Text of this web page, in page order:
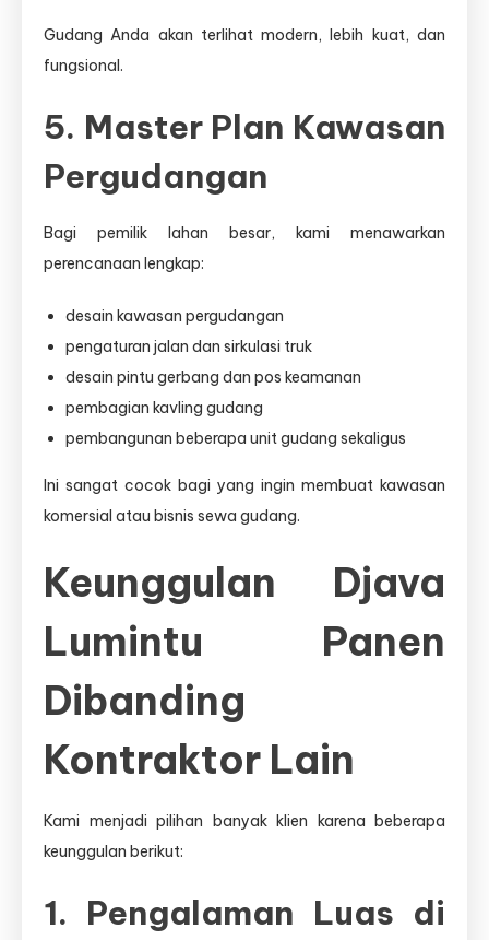
Gudang Anda akan terlihat modern, lebih kuat, dan
fungsional.
5. Master Plan Kawasan
Pergudangan
Bagi pemilik lahan besar, kami menawarkan
perencanaan lengkap:
desain kawasan pergudangan
pengaturan jalan dan sirkulasi truk
desain pintu gerbang dan pos keamanan
pembagian kavling gudang
pembangunan beberapa unit gudang sekaligus
Ini sangat cocok bagi yang ingin membuat kawasan
komersial atau bisnis sewa gudang.
Keunggulan Djava
Lumintu Panen
Dibanding
Kontraktor Lain
Kami menjadi pilihan banyak klien karena beberapa
keunggulan berikut:
1. Pengalaman Luas di